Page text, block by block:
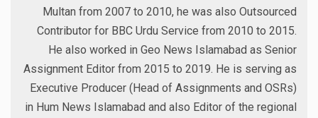
Multan from 2007 to 2010, he was also Outsourced
Contributor for BBC Urdu Service from 2010 to 2015.
He also worked in Geo News Islamabad as Senior
Assignment Editor from 2015 to 2019. He is serving as
Executive Producer (Head of Assignments and OSRs)
in Hum News Islamabad and also Editor of the regional